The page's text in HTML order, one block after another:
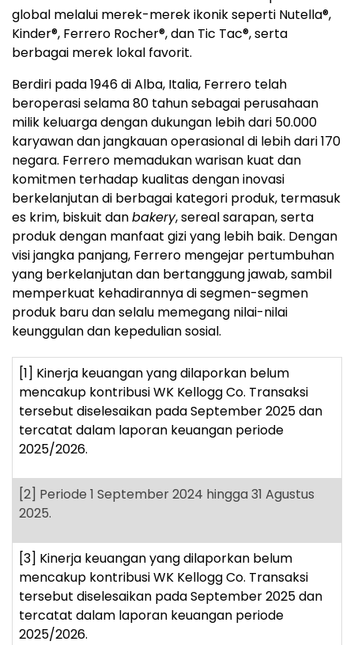
global melalui merek-merek ikonik seperti Nutella®,
Kinder®, Ferrero Rocher®, dan Tic Tac®, serta
berbagai merek lokal favorit.
Berdiri pada 1946 di Alba, Italia, Ferrero telah
beroperasi selama 80 tahun sebagai perusahaan
milik keluarga dengan dukungan lebih dari 50.000
karyawan dan jangkauan operasional di lebih dari 170
negara. Ferrero memadukan warisan kuat dan
komitmen terhadap kualitas dengan inovasi
berkelanjutan di berbagai kategori produk, termasuk
es krim, biskuit danbakery, sereal sarapan, serta
produk dengan manfaat gizi yang lebih baik. Dengan
visi jangka panjang, Ferrero mengejar pertumbuhan
yang berkelanjutan dan bertanggung jawab, sambil
memperkuat kehadirannya di segmen-segmen
produk baru dan selalu memegang nilai-nilai
keunggulan dan kepedulian sosial.
[1] Kinerja keuangan yang dilaporkan belum
mencakup kontribusi WK Kellogg Co. Transaksi
tersebut diselesaikan pada September 2025 dan
tercatat dalam laporan keuangan periode
2025/2026.
[2] Periode 1 September 2024 hingga 31 Agustus
2025.
[3] Kinerja keuangan yang dilaporkan belum
mencakup kontribusi WK Kellogg Co. Transaksi
tersebut diselesaikan pada September 2025 dan
tercatat dalam laporan keuangan periode
2025/2026.